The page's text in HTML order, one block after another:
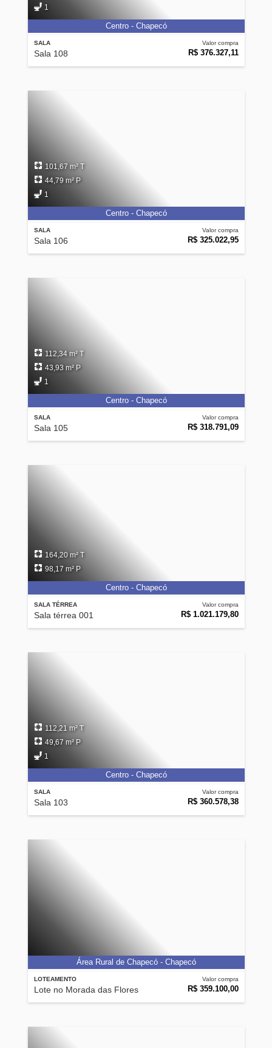
SALA
Sala 108
Valor compra
R$ 376.327,11
1
Centro - Chapecó
SALA
Sala 106
Valor compra
R$ 325.022,95
101,67 m² T
44,79 m² P
1
Centro - Chapecó
SALA
Sala 105
Valor compra
R$ 318.791,09
112,34 m² T
43,93 m² P
1
Centro - Chapecó
SALA TÉRREA
Sala térrea 001
Valor compra
R$ 1.021.179,80
164,20 m² T
98,17 m² P
Centro - Chapecó
SALA
Sala 103
Valor compra
R$ 360.578,38
112,21 m² T
49,67 m² P
1
Centro - Chapecó
LOTEAMENTO
Lote no Morada das Flores
Valor compra
R$ 359.100,00
Área Rural de Chapecó - Chapecó